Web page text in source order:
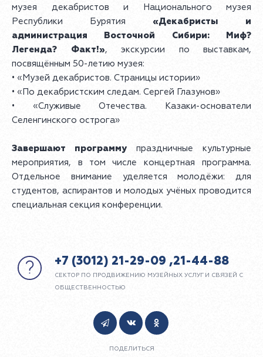
музея декабристов и Национального музея
Республики Бурятия «Декабристы и
администрация Восточной Сибири: Миф?
Легенда? Факт!», экскурсии по выставкам,
посвящённым 50-летию музея:
• «Музей декабристов. Страницы истории»
• «По декабристским следам. Сергей Глазунов»
• «Служивые Отечества. Казаки-основатели
Селенгинского острога»
Завершают программу праздничные культурные
мероприятия, в том числе концертная программа.
Отдельное внимание уделяется молодёжи: для
студентов, аспирантов и молодых учёных проводится
специальная секция конференции.
+7 (3012) 21-29-09 ,21-44-88
СЕКТОР ПО ПРОДВИЖЕНИЮ МУЗЕЙНЫХ УСЛУГ И СВЯЗЕЙ С
ОБЩЕСТВЕННОСТЬЮ
ПОДЕЛИТЬСЯ